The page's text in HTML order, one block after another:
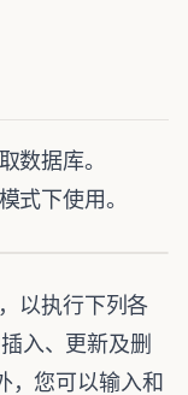
数据库。
式下使用。
以执行下列各
入、更新及删
，您可以输入和